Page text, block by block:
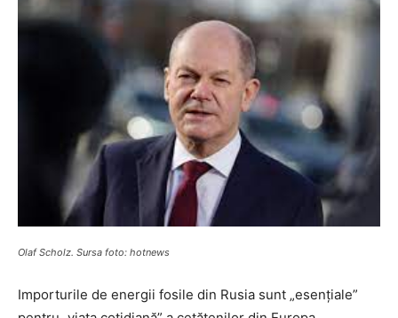
Olaf Scholz. Sursa foto: hotnews
Importurile de energii fosile din Rusia sunt „esențiale”